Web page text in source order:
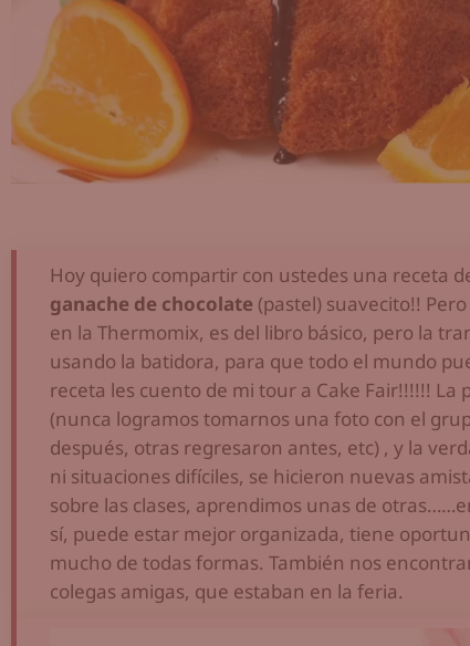
Hoy quiero compartir con ustedes una receta
ganache de chocolate (pastel) suavecito!!
en la Thermomix, es del libro básico, pero la
usando la batidora, para que todo el mundo
receta les cuento de mi tour a Cake Fair!!!!!! La
(nunca logramos tomarnos una foto con el
después, otras regresaron antes, etc) , y la
ni situaciones difíciles, se hicieron nuevas
sobre las clases, aprendimos unas de
sí, puede estar mejor organizada, tiene
mucho de todas formas. También nos
colegas amigas, que estaban en la feria.